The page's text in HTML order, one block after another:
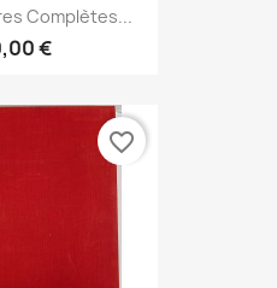
Complètes...
€
favorite_border